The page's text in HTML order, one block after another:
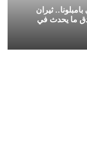
في بامبلونا.. ثيران
ما يحدث في